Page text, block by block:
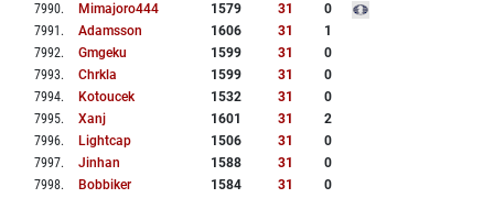
7990. Mimajoro444 1579 31
0
7991 . Adamsson 1606 31
1
7992. Gmgeku 1599 31
0
7993. Chrkla 1599 31
0
7994. Kotoucek 1532 31
0
7995. Xanj 1601 31
2
7996. Lightcap 1506 31
0
7997. Jinhan 1588 31
0
7998. Bobbiker 1584 31
0